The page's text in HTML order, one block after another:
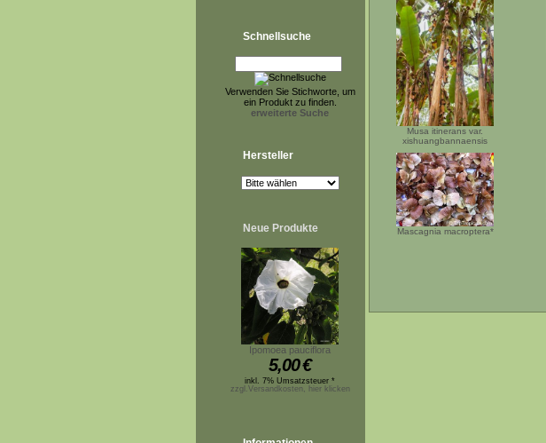
Schnellsuche
Verwenden Sie Stichworte, um
ein Produkt zu finden.
erweiterte Suche
Hersteller
Neue Produkte
Ipomoea pauciflora
5,00€
inkl. 7% Umsatzsteuer *
zzgl.Versandkosten, hier klicken
Musa itinerans var.
xishuangbannaensis
Mascagnia macroptera*